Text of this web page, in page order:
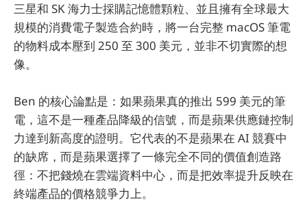
三星和 SK 海力士採購記憶體顆粒、並且擁有全球最大
規模的消費電子製造合約時，將一台完整 macOS 筆電
的物料成本壓到 250 至 300 美元，並非不切實際的想
像。
Ben 的核心論點是：如果蘋果真的推出 599 美元的筆
電，這不是一種產品降級的信號，而是蘋果供應鏈控制
力達到新高度的證明。它代表的不是蘋果在 AI 競賽中
的缺席，而是蘋果選擇了一條完全不同的價值創造路
徑：不把錢燒在雲端資料中心，而是把效率提升反映在
終端產品的價格競爭力上。